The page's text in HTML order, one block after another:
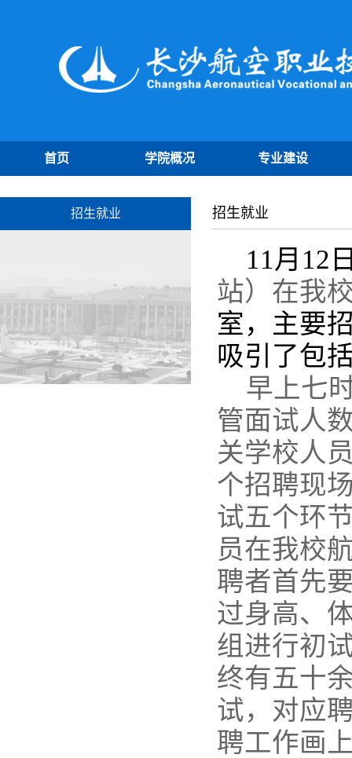
首页 学院概况 专业建设
招生就业 招生就业
11月12
站）在我
室，主要
吸引了包
早上七
管面试人
关学校人
个招聘现
试五个环
员在我校
聘者首先
过身高、
组进行初
终有五十
试，对应
聘工作画